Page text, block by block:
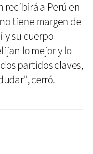
recibirá a Perú en
tiene margen de
y su cuerpo
lo mejor y lo
partidos claves,
cerró.